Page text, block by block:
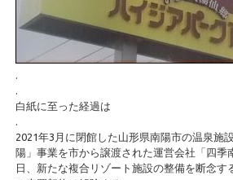
白紙に至った経過は
2021年3月に閉館した山形県南陽市の温泉施
陽」事業を市から譲渡された運営会社「四季
日、新たな複合リゾート施設の整備を断念す